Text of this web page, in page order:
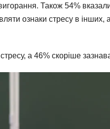
Також 54%
ознаки стресу в
а 46% скоріше